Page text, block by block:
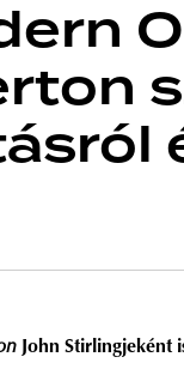
John Stirlingjeként